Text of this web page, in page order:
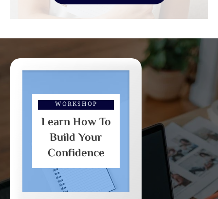
WORKSHOP
Learn How To
Build Your
Confidence